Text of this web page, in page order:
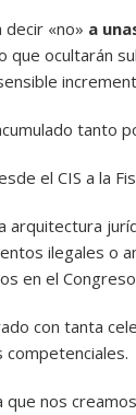
«no» a
que ocultarán
tanto
el CIS a la
arquitectura
ilegales o
en el
con tanta
competenciales.
nos